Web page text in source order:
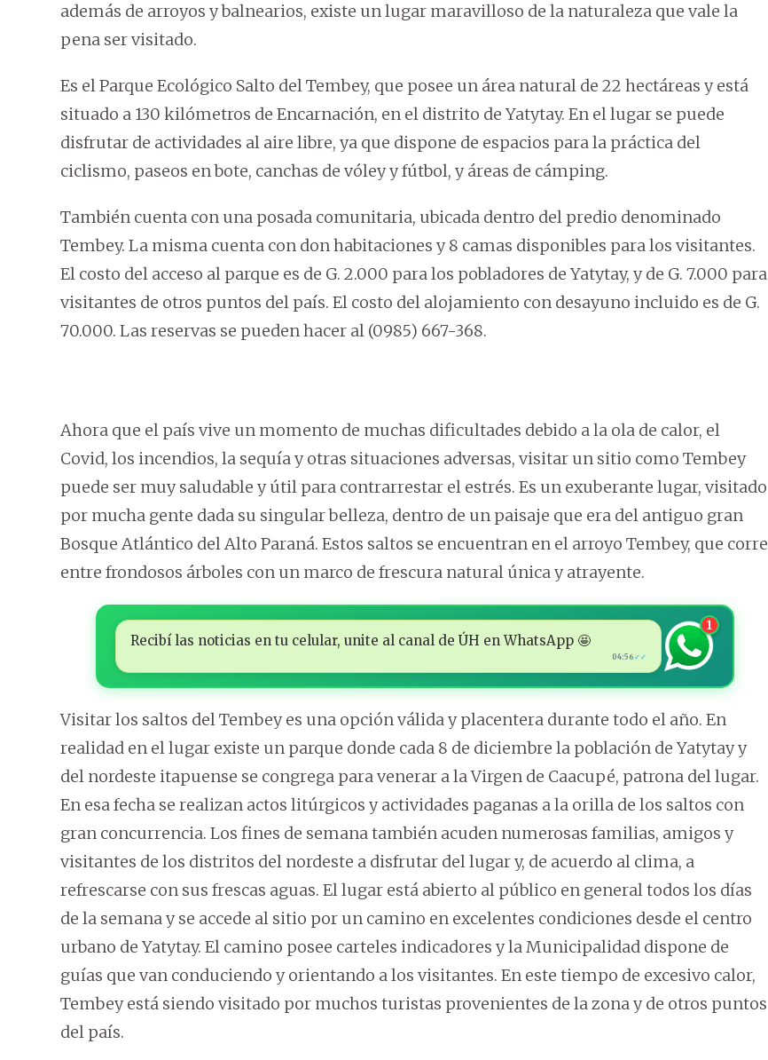
además de arroyos y balnearios, existe un lugar maravilloso de la naturaleza que vale la
pena ser visitado.
Es el Parque Ecológico Salto del Tembey, que posee un área natural de 22 hectáreas y está
situado a 130 kilómetros de Encarnación, en el distrito de Yatytay. En el lugar se puede
disfrutar de actividades al aire libre, ya que dispone de espacios para la práctica del
ciclismo, paseos en bote, canchas de vóley y fútbol, y áreas de cámping.
También cuenta con una posada comunitaria, ubicada dentro del predio denominado
Tembey. La misma cuenta con don habitaciones y 8 camas disponibles para los visitantes.
El costo del acceso al parque es de G. 2.000 para los pobladores de Yatytay, y de G. 7.000 para
visitantes de otros puntos del país. El costo del alojamiento con desayuno incluido es de G.
70.000. Las reservas se pueden hacer al (0985) 667-368.
Ahora que el país vive un momento de muchas dificultades debido a la ola de calor, el
Covid, los incendios, la sequía y otras situaciones adversas, visitar un sitio como Tembey
puede ser muy saludable y útil para contrarrestar el estrés. Es un exuberante lugar, visitado
por mucha gente dada su singular belleza, dentro de un paisaje que era del antiguo gran
Bosque Atlántico del Alto Paraná. Estos saltos se encuentran en el arroyo Tembey, que corre
entre frondosos árboles con un marco de frescura natural única y atrayente.
Recibí las noticias en tu celular, unite al canal de ÚH en WhatsApp 🤩
04:56 ✓✓
1
Visitar los saltos del Tembey es una opción válida y placentera durante todo el año. En
realidad en el lugar existe un parque donde cada 8 de diciembre la población de Yatytay y
del nordeste itapuense se congrega para venerar a la Virgen de Caacupé, patrona del lugar.
En esa fecha se realizan actos litúrgicos y actividades paganas a la orilla de los saltos con
gran concurrencia. Los fines de semana también acuden numerosas familias, amigos y
visitantes de los distritos del nordeste a disfrutar del lugar y, de acuerdo al clima, a
refrescarse con sus frescas aguas. El lugar está abierto al público en general todos los días
de la semana y se accede al sitio por un camino en excelentes condiciones desde el centro
urbano de Yatytay. El camino posee carteles indicadores y la Municipalidad dispone de
guías que van conduciendo y orientando a los visitantes. En este tiempo de excesivo calor,
Tembey está siendo visitado por muchos turistas provenientes de la zona y de otros puntos
del país.